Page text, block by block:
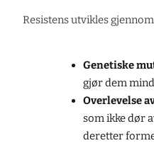
Resistens utvikles
Genetiske
gjør dem
Overlevelse
som ikke dør
deretter